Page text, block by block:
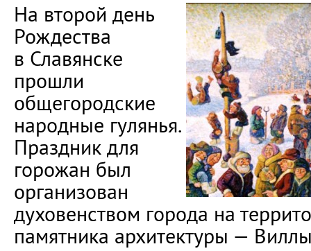
На второй день
Рождества
в Славянске
прошли
общегородские
народные гулянья.
Праздник для
горожан был
организован
духовенством города на
памятника архитектуры —